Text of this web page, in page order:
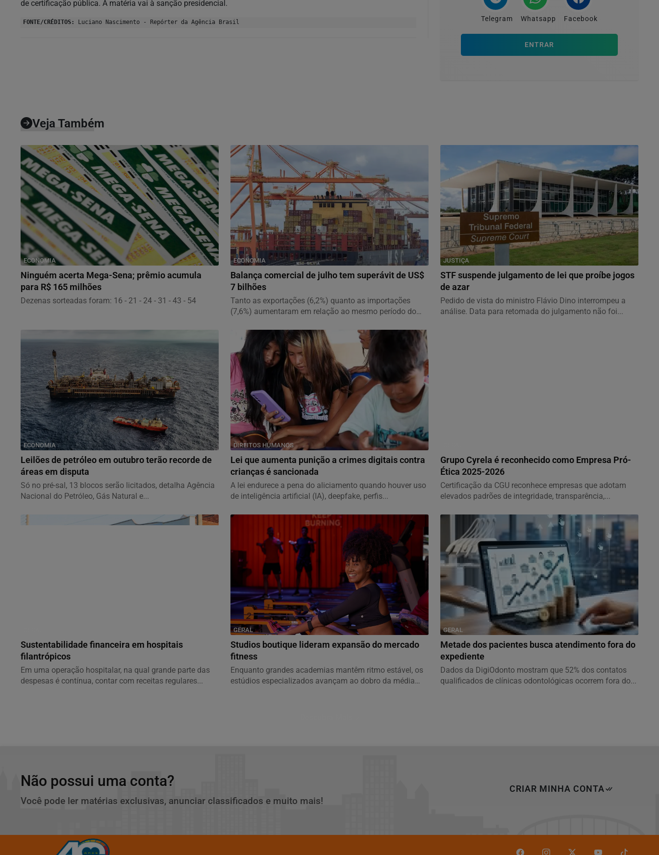
de certificação pública. A matéria vai à sanção presidencial.
FONTE/CRÉDITOS: Luciano Nascimento - Repórter da Agência Brasil Telegram Whatsapp Facebook
ENTRAR
Veja Também
ECONOMIA
Ninguém acerta Mega-Sena; prêmio acumula
para R$ 165 milhões
Dezenas sorteadas foram: 16 - 21 - 24 - 31 - 43 - 54
ECONOMIA
Balança comercial de julho tem superávit de US$
7 bilhões
Tanto as exportações (6,2%) quanto as importações
(7,6%) aumentaram em relação ao mesmo período do
JUSTIÇA
STF suspende julgamento de lei que proíbe jogos
de azar
Pedido de vista do ministro Flávio Dino interrompeu a
análise. Data para retomada do julgamento não foi...
ECONOMIA
Leilões de petróleo em outubro terão recorde de
áreas em disputa
Só no pré-sal, 13 blocos serão licitados, detalha Agência
Nacional do Petróleo, Gás Natural e...
DIREITOS HUMANOS
Lei que aumenta punição a crimes digitais contra
crianças é sancionada
A lei endurece a pena do aliciamento quando houver uso
de inteligência artificial (IA), deepfake, perfis...
Grupo Cyrela é reconhecido como Empresa Pró-
Ética 2025-2026
Certificação da CGU reconhece empresas que adotam
elevados padrões de integridade, transparência,...
Sustentabilidade financeira em hospitais
filantrópicos
Em uma operação hospitalar, na qual grande parte das
despesas é contínua, contar com receitas regulares...
GERAL
Studios boutique lideram expansão do mercado
fitness
Enquanto grandes academias mantêm ritmo estável, os
estúdios especializados avançam ao dobro da média
GERAL
Metade dos pacientes busca atendimento fora do
expediente
Dados da DigiOdonto mostram que 52% dos contatos
qualificados de clínicas odontológicas ocorrem fora do...
Não possui uma conta?
Você pode ler matérias exclusivas, anunciar classificados e muito mais!
CRIAR MINHA CONTA